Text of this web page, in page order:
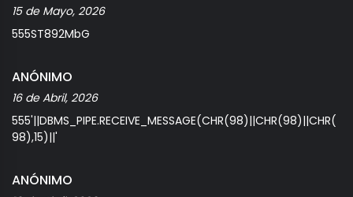
15 de Mayo, 2026
555ST892MbG
ANÓNIMO
16 de Abril, 2026
555'||DBMS_PIPE.RECEIVE_MESSAGE(CHR(98)||CHR(98)||CHR(
98),15)||'
ANÓNIMO